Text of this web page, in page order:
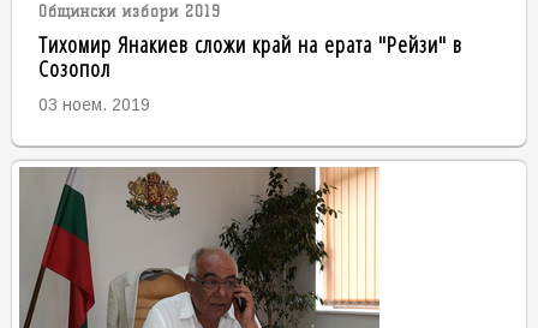
Общински избори 2019
Тихомир Янакиев сложи край на ерата "Рейзи" в
Созопол
03 ноем. 2019